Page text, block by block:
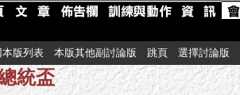
本版列表 本版其他副討論版 跳頁 選擇討論版
統盃